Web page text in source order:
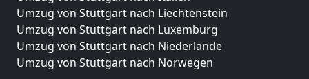
Umzug von Stuttgart nach Liechtenstein
Umzug von Stuttgart nach Luxemburg
Umzug von Stuttgart nach Niederlande
Umzug von Stuttgart nach Norwegen